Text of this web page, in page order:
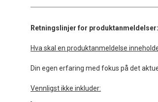
Retningslinjer for produktanmeldelser:
Hva skal en produktanmeldelse
Din egen erfaring med fokus på det
Vennligst ikke inkluder: